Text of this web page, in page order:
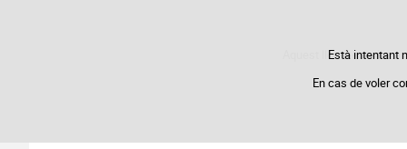
Aquest lloc web
Està intentant
En cas de voler